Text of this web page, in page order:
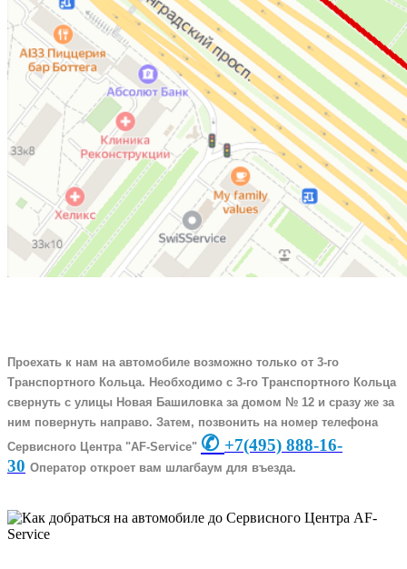
Проехать к нам на автомобиле возможно только от 3-го
Транспортного Кольца. Необходимо с 3-го Транспортного Кольца
свернуть с улицы Новая Башиловка за домом № 12 и сразу же за
ним повернуть направо. Затем, позвонить на номер телефона
Сервисного Центра "AF-Service" ✆ +7(495) 888-16-
30 Оператор откроет вам шлагбаум для въезда.